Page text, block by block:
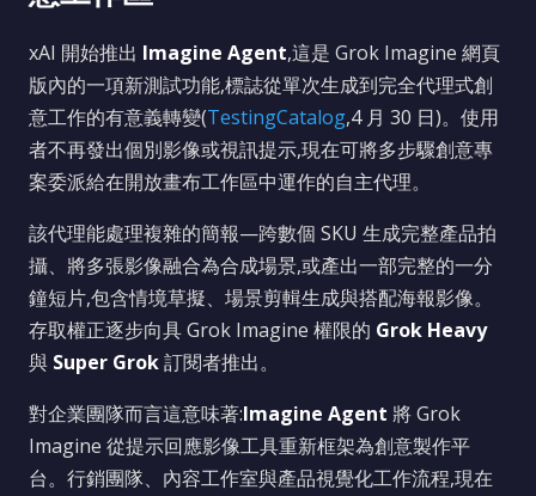
xAI 開始推出 Imagine Agent,這是 Grok Imagine 網頁
版內的一項新測試功能,標誌從單次生成到完全代理式創
意工作的有意義轉變(TestingCatalog,4 月 30 日)。使用
者不再發出個別影像或視訊提示,現在可將多步驟創意專
案委派給在開放畫布工作區中運作的自主代理。
該代理能處理複雜的簡報—跨數個 SKU 生成完整產品拍
攝、將多張影像融合為合成場景,或產出一部完整的一分
鐘短片,包含情境草擬、場景剪輯生成與搭配海報影像。
存取權正逐步向具 Grok Imagine 權限的 Grok Heavy
與 Super Grok訂閱者推出。
對企業團隊而言這意味著:Imagine Agent 將 Grok
Imagine 從提示回應影像工具重新框架為創意製作平
台。行銷團隊、內容工作室與產品視覺化工作流程,現在